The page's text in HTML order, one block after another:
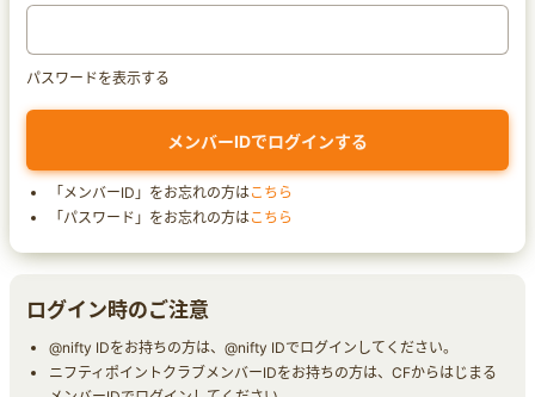
パスワードを表示する
「メンバーID」をお忘れの方はこちら
「パスワード」をお忘れの方はこちら
ログイン時のご注意
@nifty IDをお持ちの方は、@nifty IDでログインしてください。
ニフティポイントクラブメンバーIDをお持ちの方は、CFからはじまる